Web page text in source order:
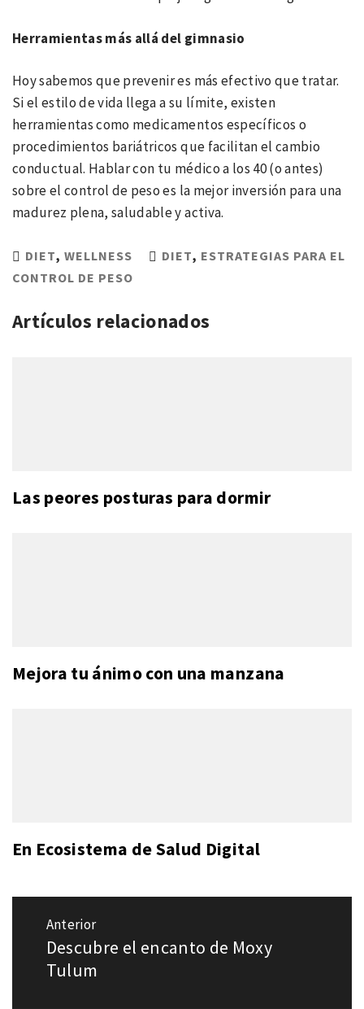
Herramientas más allá del gimnasio
Hoy sabemos que prevenir es más efectivo que tratar.
Si el estilo de vida llega a su límite, existen
herramientas como medicamentos específicos o
procedimientos bariátricos que facilitan el cambio
conductual. Hablar con tu médico a los 40 (o antes)
sobre el control de peso es la mejor inversión para una
madurez plena, saludable y activa.
DIET, WELLNESS DIET, ESTRATEGIAS PARA EL
CONTROL DE PESO
Artículos relacionados
Las peores posturas para dormir
Mejora tu ánimo con una manzana
En Ecosistema de Salud Digital
Navegación
entradas
Anterior
Entrada
anterior:
Descubre el encanto de Moxy
Tulum